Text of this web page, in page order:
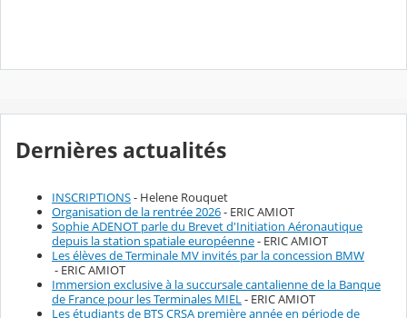
Dernières actualités
INSCRIPTIONS- Helene Rouquet
Organisation de la rentrée 2026- ERIC AMIOT
Sophie ADENOT parle du Brevet d'Initiation Aéronautique
depuis la station spatiale européenne- ERIC AMIOT
Les élèves de Terminale MV invités par la concession BMW
- ERIC AMIOT
Immersion exclusive à la succursale cantalienne de la Banque
de France pour les Terminales MIEL- ERIC AMIOT
Les étudiants de BTS CRSA première année en période de